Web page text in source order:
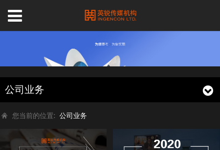
公司业务
您当前的位置:公司业务